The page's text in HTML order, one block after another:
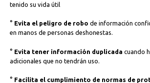
tenido su vida útil
° Evita el peligro de robo de información
en manos de personas deshonestas.
° Evita tener información duplicada cuando
adicionales que no tendrán uso.
° Facilita el cumplimiento de normas de